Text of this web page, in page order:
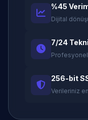
%45
Dijital
7/24
Profesyonel
256-bit
Verileriniz